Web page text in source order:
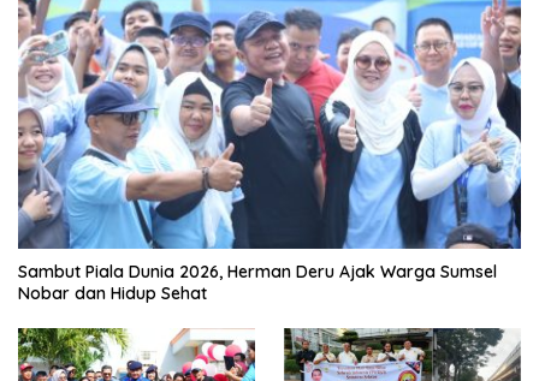
Sambut Piala Dunia 2026, Herman Deru Ajak Warga Sumsel
Nobar dan Hidup Sehat